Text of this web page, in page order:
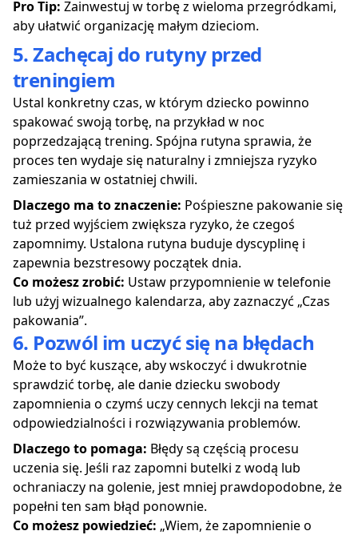
Pro Tip: Zainwestuj w torbę z wieloma przegródkami,
aby ułatwić organizację małym dzieciom.
5. Zachęcaj do rutyny przed
treningiem
Ustal konkretny czas, w którym dziecko powinno
spakować swoją torbę, na przykład w noc
poprzedzającą trening. Spójna rutyna sprawia, że
proces ten wydaje się naturalny i zmniejsza ryzyko
zamieszania w ostatniej chwili.
Dlaczego ma to znaczenie: Pośpieszne pakowanie się
tuż przed wyjściem zwiększa ryzyko, że czegoś
zapomnimy. Ustalona rutyna buduje dyscyplinę i
zapewnia bezstresowy początek dnia.
Co możesz zrobić: Ustaw przypomnienie w telefonie
lub użyj wizualnego kalendarza, aby zaznaczyć „Czas
pakowania”.
6. Pozwól im uczyć się na błędach
Może to być kuszące, aby wskoczyć i dwukrotnie
sprawdzić torbę, ale danie dziecku swobody
zapomnienia o czymś uczy cennych lekcji na temat
odpowiedzialności i rozwiązywania problemów.
Dlaczego to pomaga: Błędy są częścią procesu
uczenia się. Jeśli raz zapomni butelki z wodą lub
ochraniaczy na golenie, jest mniej prawdopodobne, że
popełni ten sam błąd ponownie.
Co możesz powiedzieć: „Wiem, że zapomnienie o